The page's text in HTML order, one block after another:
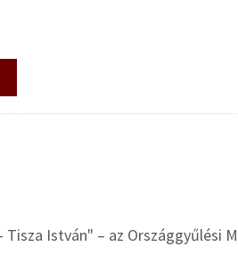
Tisza István" – az Országgyűlési